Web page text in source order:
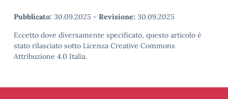
Pubblicato: 30.09.2025 - Revisione: 30.09.2025
Eccetto dove diversamente specificato, questo articolo è
stato rilasciato sotto Licenza Creative Commons
Attribuzione 4.0 Italia.